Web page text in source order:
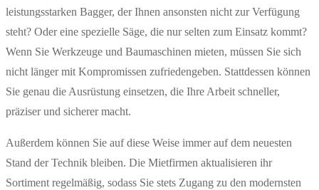
leistungsstarken Bagger, der Ihnen ansonsten nicht zur Verfügung
steht? Oder eine spezielle Säge, die nur selten zum Einsatz kommt?
Wenn Sie Werkzeuge und Baumaschinen mieten, müssen Sie sich
nicht länger mit Kompromissen zufriedengeben. Stattdessen können
Sie genau die Ausrüstung einsetzen, die Ihre Arbeit schneller,
präziser und sicherer macht.
Außerdem können Sie auf diese Weise immer auf dem neuesten
Stand der Technik bleiben. Die Mietfirmen aktualisieren ihr
Sortiment regelmäßig, sodass Sie stets Zugang zu den modernsten